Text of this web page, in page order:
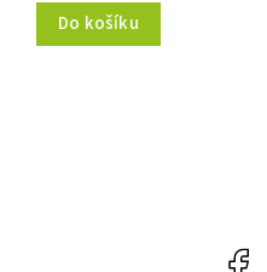
Do košíku